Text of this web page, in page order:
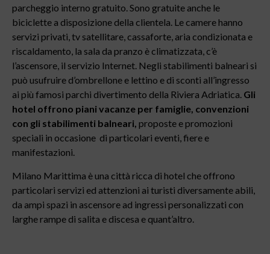
parcheggio interno gratuito. Sono gratuite anche le
biciclette a disposizione della clientela. Le camere hanno
servizi privati, tv satellitare, cassaforte, aria condizionata e
riscaldamento, la sala da pranzo è climatizzata, c’è
l’ascensore, il servizio Internet. Negli stabilimenti balneari si
può usufruire d’ombrellone e lettino e di sconti all’ingresso
ai più famosi parchi divertimento della Riviera Adriatica. Gli
hotel offrono piani vacanze per famiglie, convenzioni
con gli stabilimenti balneari, proposte e promozioni
speciali in occasione di particolari eventi, fiere e
manifestazioni.
Milano Marittima è una città ricca di hotel che offrono
particolari servizi ed attenzioni ai turisti diversamente abili,
da ampi spazi in ascensore ad ingressi personalizzati con
larghe rampe di salita e discesa e quant’altro.